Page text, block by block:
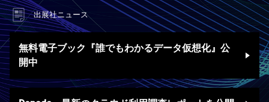
出展社ニュース
無料電子ブック『誰でもわかるデータ仮想化』公
開中